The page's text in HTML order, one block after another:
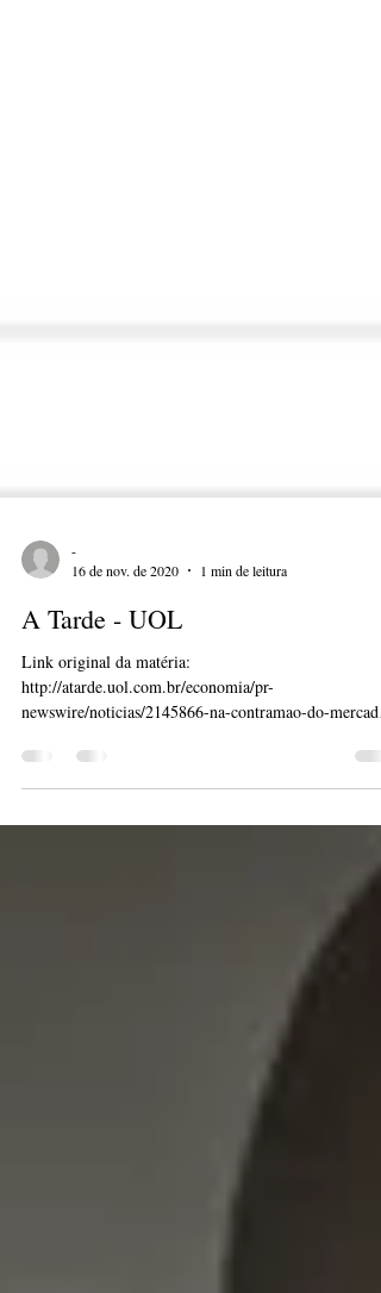
-
16 de nov. de 2020
A Tarde - UOL
Link original da matéria:
newswire/noticias/2145866-na-contramao-do-mercado-
empresas-de-recrutamento...